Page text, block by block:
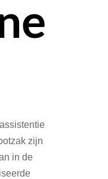
zijn
in de